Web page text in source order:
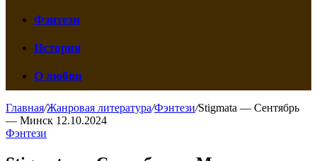
Фэнтези
История
О любви
Главная/Жанровая литература/Фэнтези/Stigmata — Сентябрь
— Минск 12.10.2024
Фэнтези